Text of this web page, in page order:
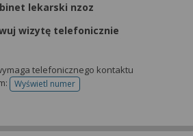
lekarski nzoz
wizytę telefonicznie
telefonicznego kontaktu
Wyświetl numertelefonu do rejestracji